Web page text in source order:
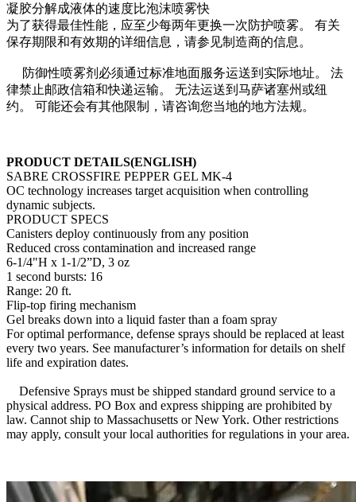
凝胶分解成液体的速度比泡沫喷雾快
为了获得最佳性能，应至少每两年更换一次防护喷雾。 有关
保存期限和有效期的详细信息，请参见制造商的信息。
防御性喷雾剂必须通过标准地面服务运送到实际地址。 法
律禁止邮政信箱和快递运输。 无法运送到马萨诸塞州或纽
约。 可能还会有其他限制，请咨询您当地的地方法规。
PRODUCT DETAILS(ENGLISH)
SABRE CROSSFIRE PEPPER GEL MK-4
OC technology increases target acquisition when controlling
dynamic subjects.
PRODUCT SPECS
Canisters deploy continuously from any position
Reduced cross contamination and increased range
6-1/4"H x 1-1/2”D, 3 oz
1 second bursts: 16
Range: 20 ft.
Flip-top firing mechanism
Gel breaks down into a liquid faster than a foam spray
For optimal performance, defense sprays should be replaced at least
every two years. See manufacturer’s information for details on shelf
life and expiration dates.
Defensive Sprays must be shipped standard ground service to a
physical address. PO Box and express shipping are prohibited by
law. Cannot ship to Massachusetts or New York. Other restrictions
may apply, consult your local authorities for regulations in your area.